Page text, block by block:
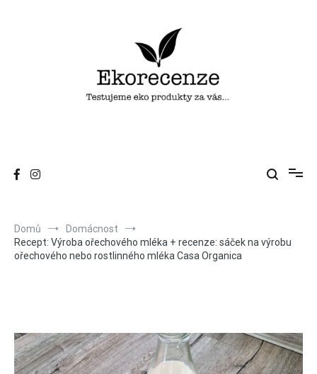
Domů
Domácnost
Recept: Výroba ořechového mléka + recenze: sáček na výrobu
ořechového nebo rostlinného mléka Casa Organica